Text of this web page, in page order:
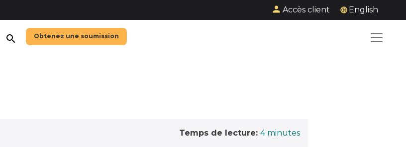
Accès client English
search Obtenez une soumission
Temps de lecture: 4 minutes